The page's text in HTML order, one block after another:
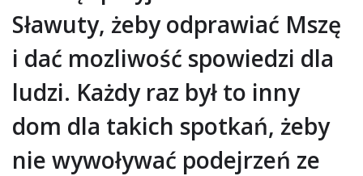
Sławuty, żeby odprawiać Mszę
i dać mozliwość spowiedzi dla
ludzi. Każdy raz był to inny
dom dla takich spotkań, żeby
nie wywoływać podejrzeń ze